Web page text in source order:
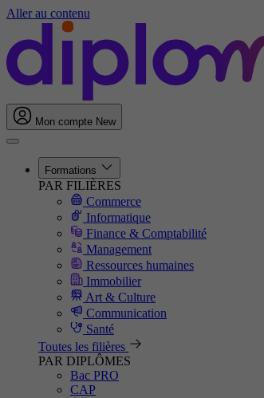
Aller au contenu
Mon compte New
Formations
PAR FILIÈRES
Commerce
Informatique
Finance & Comptabilité
Management
Ressources humaines
Immobilier
Art & Culture
Communication
Santé
Toutes les filières
PAR DIPLÔMES
Bac PRO
CAP